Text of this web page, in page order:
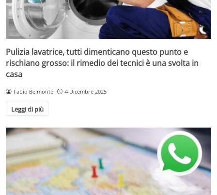
Pulizia lavatrice, tutti dimenticano questo punto e
rischiano grosso: il rimedio dei tecnici è una svolta in
casa
Fabio Belmonte 4 Dicembre 2025
Leggi di più